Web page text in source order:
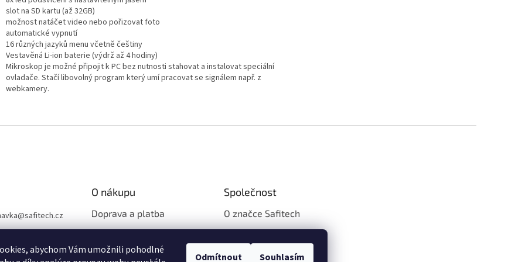
abychom Vám umožnili pohodlné
Odmítnout Souhlasím
slot na SD kartu (až 32GB)
možnost natáčet video nebo pořizovat foto
automatické vypnutí
16 různých jazyků menu včetně češtiny
Vestavěná Li-ion baterie (výdrž až 4 hodiny)
Mikroskop je možné připojit k PC bez nutnosti stahovat a instalovat speciální
ovladače. Stačí libovolný program který umí pracovat se signálem např. z
webkamery.
@safitech.cz
O nákupu
Doprava a platba
Vrátit zboží
Společnost
O značce Safitech
Ochrana osobních údajů
Obchodní podmínky